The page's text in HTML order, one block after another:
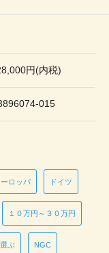
円(内税)
015
ーロッパ ドイツ
１０万円～３０万円
ぶ NGC